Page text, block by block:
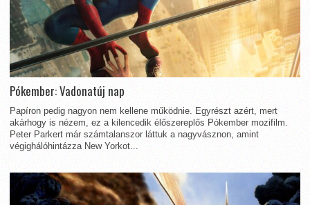
Pókember: Vadonatúj nap
Papíron pedig nagyon nem kellene működnie. Egyrészt azért, mert
akárhogy is nézem, ez a kilencedik élőszereplős Pókember mozifilm.
Peter Parkert már számtalanszor láttuk a nagyvásznon, amint
végighálóhintázza New Yorkot...